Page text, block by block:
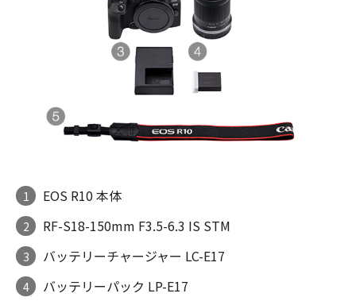
1 EOS R10 本体
2 RF-S18-150mm F3.5-6.3 IS STM
3 バッテリーチャージャー LC-E17
4 バッテリーパック LP-E17